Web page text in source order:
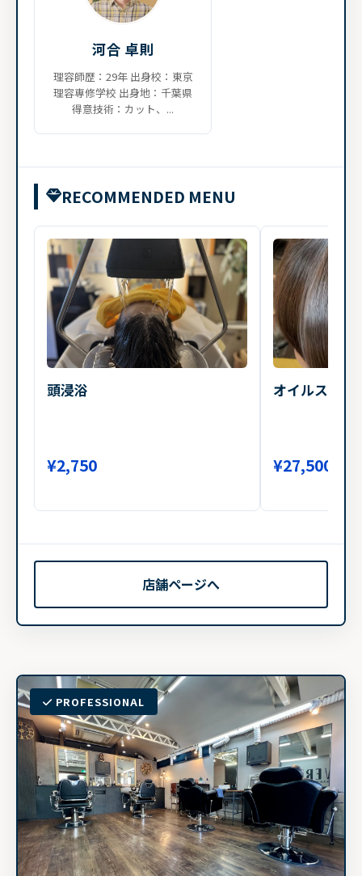
河合 卓則
理容師歴：29年 出身校：東京
理容専修学校 出身地：千葉県
得意技術：カット、...
RECOMMENDED MENU
頭浸浴
¥2,750
オイルスト
¥27,500
店舗ページへ
PROFESSIONAL